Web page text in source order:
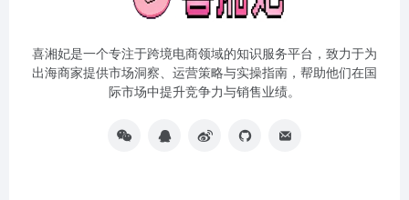
喜湘妃是一个专注于跨境电商领域的知识服务平台，致力于为
出海商家提供市场洞察、运营策略与实操指南，帮助他们在国
际市场中提升竞争力与销售业绩。